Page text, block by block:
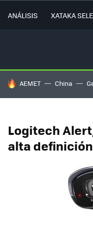
ANÁLISIS XATAKA
HOY SE HABLA DE
AEMET China
Logitech
alta